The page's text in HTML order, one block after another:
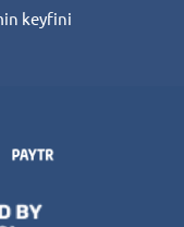
keyfini